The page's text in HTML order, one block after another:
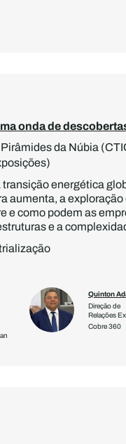
onda de
da Núbia
energética
aumenta, a
e como podem as
e a
Quinton
Direção de
Relações
Cobre 360